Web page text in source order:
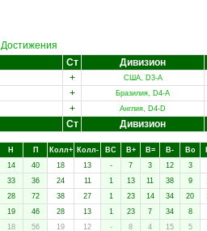
Достижения
Ст Дивизион
+
США, D3-A
+
Бразилия, D4-A
+ Англия, D4-D
Ст Дивизион
Н П Колл+ Колл- ВC В+ В= В- Вo
14 40 18 13 - 7 3 12
3
33 36 24 11 1 13 11 38 9
28 72 38 27 1 23 14 34 20
19 46 28 13 1 23 7 34
8
18 56 19 12 - 8 4 15
5